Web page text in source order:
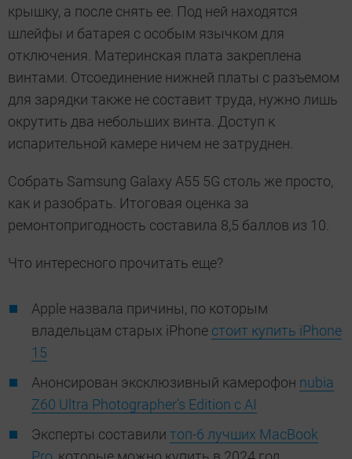
крышку, а после снять ее. Под ней находятся
шлейфы и батарея с особым язычком для
отключения. Материнская плата закреплена
винтами. Отсоединение нижней платы с разъемом
для зарядки также не составит труда, нужно лишь
окрутить два небольших винта. Доступ к
испарительной камере ничем не затруднен.
Собрать Samsung Galaxy A55 5G столь же просто,
как и разобрать. Итоговая оценка за
ремонтопригодность составила 8,5 баллов из 10.
Что интересного прочитать еще?
Apple назвала причины, по которым
владельцам старых iPhone стоит купить iPhone
15
Анонсирован эксклюзивный камерофон nubia
Z60 Ultra Photographer's Edition с AI
Эксперты составили топ-6 лучших MacBook